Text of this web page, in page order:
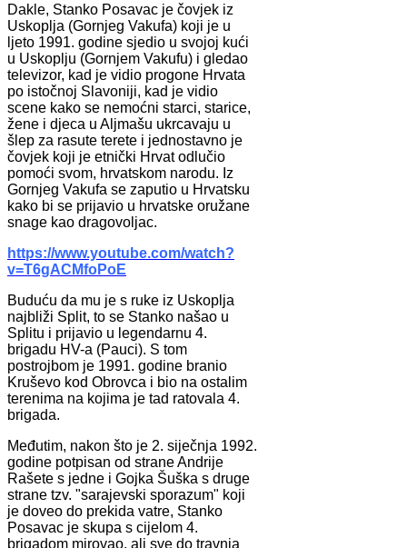
Dakle, Stanko Posavac je čovjek iz
Uskoplja (Gornjeg Vakufa) koji je u
ljeto 1991. godine sjedio u svojoj kući
u Uskoplju (Gornjem Vakufu) i gledao
televizor, kad je vidio progone Hrvata
po istočnoj Slavoniji, kad je vidio
scene kako se nemoćni starci, starice,
žene i djeca u Aljmašu ukrcavaju u
šlep za rasute terete i jednostavno je
čovjek koji je etnički Hrvat odlučio
pomoći svom, hrvatskom narodu. Iz
Gornjeg Vakufa se zaputio u Hrvatsku
kako bi se prijavio u hrvatske oružane
snage kao dragovoljac.
https://www.youtube.com/watch?
v=T6gACMfoPoE
Buduću da mu je s ruke iz Uskoplja
najbliži Split, to se Stanko našao u
Splitu i prijavio u legendarnu 4.
brigadu HV-a (Pauci). S tom
postrojbom je 1991. godine branio
Kruševo kod Obrovca i bio na ostalim
terenima na kojima je tad ratovala 4.
brigada.
Međutim, nakon što je 2. siječnja 1992.
godine potpisan od strane Andrije
Rašete s jedne i Gojka Šuška s druge
strane tzv. "sarajevski sporazum" koji
je doveo do prekida vatre, Stanko
Posavac je skupa s cijelom 4.
brigadom mirovao, ali sve do travnja